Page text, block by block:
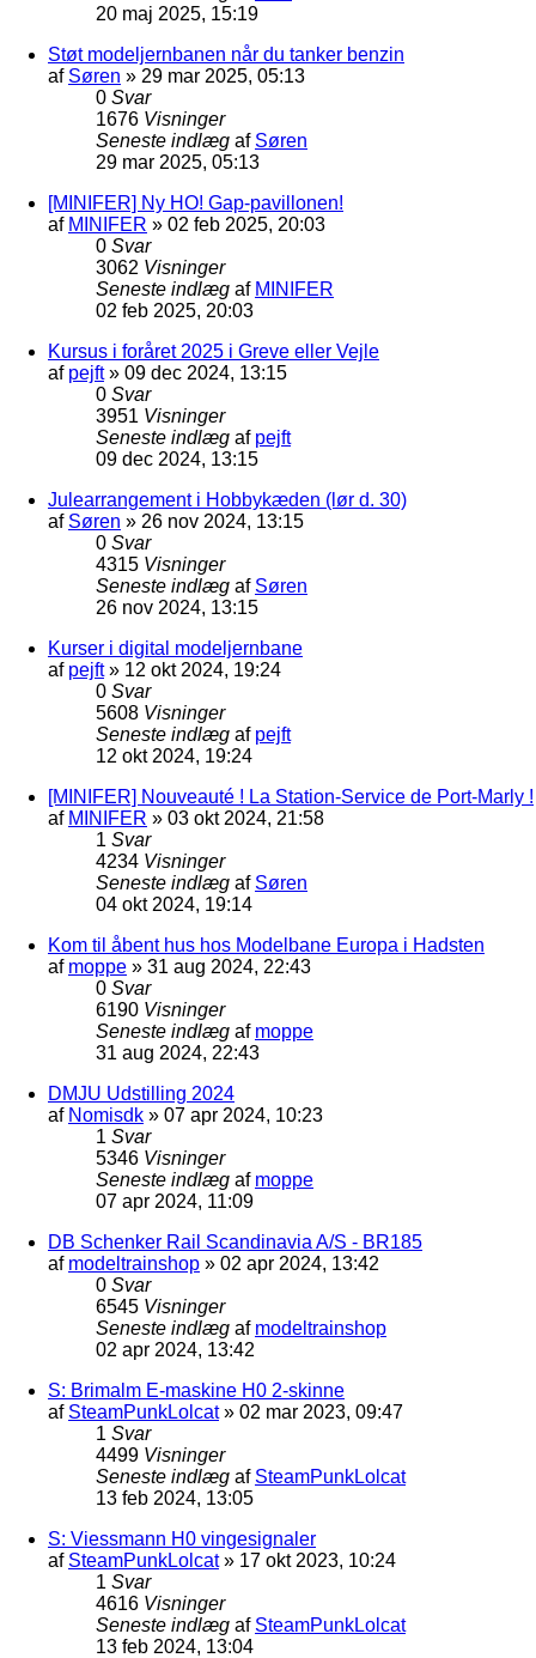
20 maj 2025, 15:19
Støt modeljernbanen når du tanker benzin
af Søren » 29 mar 2025, 05:13
0 Svar
1676 Visninger
Seneste indlæg af Søren
29 mar 2025, 05:13
[MINIFER] Ny HO! Gap-pavillonen!
af MINIFER » 02 feb 2025, 20:03
0 Svar
3062 Visninger
Seneste indlæg af MINIFER
02 feb 2025, 20:03
Kursus i foråret 2025 i Greve eller Vejle
af pejft» 09 dec 2024, 13:15
0 Svar
3951 Visninger
Seneste indlæg af pejft
09 dec 2024, 13:15
Julearrangement i Hobbykæden (lør d. 30)
af Søren » 26 nov 2024, 13:15
0 Svar
4315 Visninger
Seneste indlæg af Søren
26 nov 2024, 13:15
Kurser i digital modeljernbane
af pejft» 12 okt 2024, 19:24
0 Svar
5608 Visninger
Seneste indlæg af pejft
12 okt 2024, 19:24
[MINIFER] Nouveauté ! La Station-Service de Port-Marly !
af MINIFER » 03 okt 2024, 21:58
1 Svar
4234 Visninger
Seneste indlæg af Søren
04 okt 2024, 19:14
Kom til åbent hus hos Modelbane Europa i Hadsten
af moppe » 31 aug 2024, 22:43
0 Svar
6190 Visninger
Seneste indlæg af moppe
31 aug 2024, 22:43
DMJU Udstilling 2024
af Nomisdk » 07 apr 2024, 10:23
1 Svar
5346 Visninger
Seneste indlæg af moppe
07 apr 2024, 11:09
DB Schenker Rail Scandinavia A/S - BR185
af modeltrainshop » 02 apr 2024, 13:42
0 Svar
6545 Visninger
Seneste indlæg af modeltrainshop
02 apr 2024, 13:42
S: Brimalm E-maskine H0 2-skinne
af SteamPunkLolcat» 02 mar 2023, 09:47
1 Svar
4499 Visninger
Seneste indlæg af SteamPunkLolcat
13 feb 2024, 13:05
S: Viessmann H0 vingesignaler
af SteamPunkLolcat» 17 okt 2023, 10:24
1 Svar
4616 Visninger
Seneste indlæg af SteamPunkLolcat
13 feb 2024, 13:04